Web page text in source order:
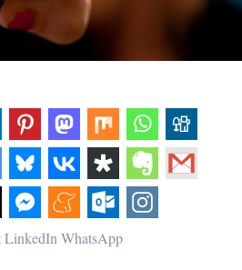
LinkedIn WhatsApp